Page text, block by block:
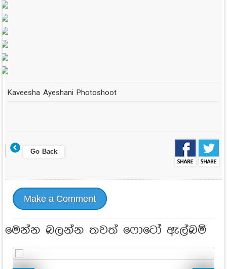
Kaveesha Ayeshani Photoshoot
Go Back
Make a Comment
මෙන්න බලන්න තවත් ෆොටෝ ඇල්බම්